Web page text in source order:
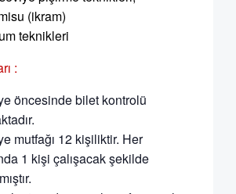
(ikram)
teknikleri
:
öncesinde bilet kontrolü
mutfağı 12 kişiliktir. Her
1 kişi çalışacak şekilde